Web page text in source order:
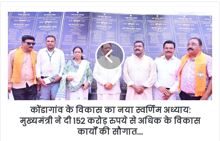
कोंडागांव के विकास का नया स्वर्णिम अध्याय:
मुख्यमंत्री ने दी 152 करोड़ रुपये से अधिक के विकास
कार्यों की सौगात….